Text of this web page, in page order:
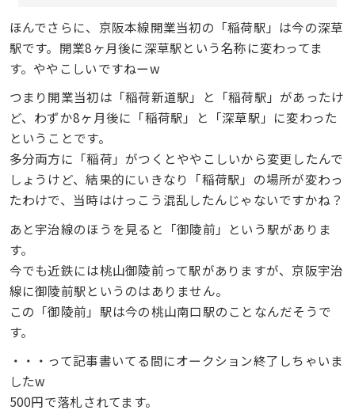
ほんでさらに、京阪本線開業当初の「稲荷駅」は今の深草
駅です。開業8ヶ月後に深草駅という名称に変わってま
す。ややこしいですねーw
つまり開業当初は「稲荷新道駅」と「稲荷駅」があったけ
ど、わずか8ヶ月後に「稲荷駅」と「深草駅」に変わった
ということです。
多分両方に「稲荷」がつくとややこしいから変更したんで
しょうけど、結果的にいきなり「稲荷駅」の場所が変わっ
たわけで、当時はけっこう混乱したんじゃないですかね？
あと宇治線のほうを見ると「御陵前」という駅がありま
す。
今でも近鉄には桃山御陵前って駅がありますが、京阪宇治
線に御陵前駅というのはありません。
この「御陵前」駅は今の桃山南口駅のことなんだそうで
す。
・・・って記事書いてる間にオークション終了しちゃいま
したw
500円で落札されてます。